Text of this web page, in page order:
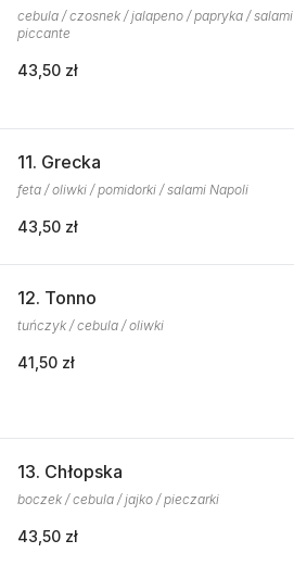
cebula / czosnek / jalapeno / papryka / salami
piccante
43,50 zł
11. Grecka
feta / oliwki / pomidorki / salami Napoli
43,50 zł
12. Tonno
tuńczyk / cebula / oliwki
41,50 zł
13. Chłopska
boczek / cebula / jajko / pieczarki
43,50 zł